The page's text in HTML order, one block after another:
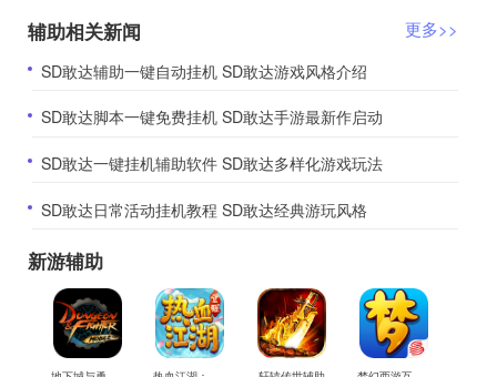
辅助相关新闻
更多>>
​SD敢达辅助一键自动挂机 SD敢达游戏风格介绍
​SD敢达脚本一键免费挂机 SD敢达手游最新作启动
​SD敢达一键挂机辅助软件 SD敢达多样化游戏玩法
​SD敢达日常活动挂机教程 SD敢达经典游玩风格
新游辅助